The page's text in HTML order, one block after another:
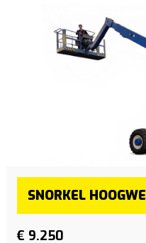
SNORKEL
€ 9.250